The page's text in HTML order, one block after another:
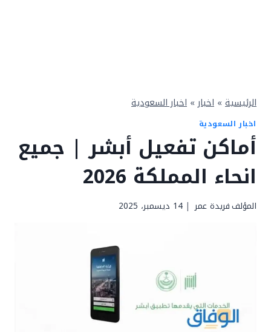
الرئيسية » اخبار » اخبار السعودية
اخبار السعودية
أماكن تفعيل أبشر | جميع
انحاء المملكة 2026
المؤلففريدة عمر 14 ديسمبر، 2025